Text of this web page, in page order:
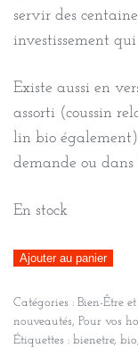
servir des
investissement
Existe aussi en
assorti (coussin
lin bio
demande ou
En stock
quantité
Bouillotte
longue
Ajouter au panier
Catégories : Bien-Être
nouveautés, Pour vos
Étiquettes : bienetre, bio,